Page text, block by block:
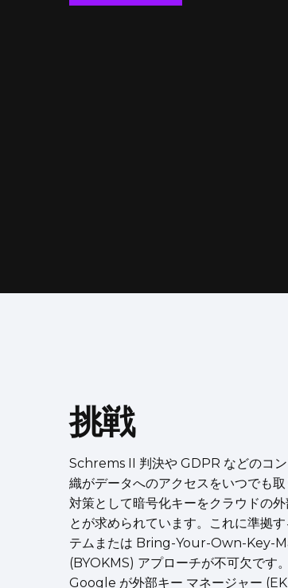
挑戦
Schrems II 判決や GDPR などのコ
織がデータへのアクセスをいつでも
対策として暗号化キーをクラウドの
とが求められています。これに準拠
テムまたは Bring-Your-Own-Key-
(BYOKMS) アプローチが不可欠です
Google が外部キー マネージャー